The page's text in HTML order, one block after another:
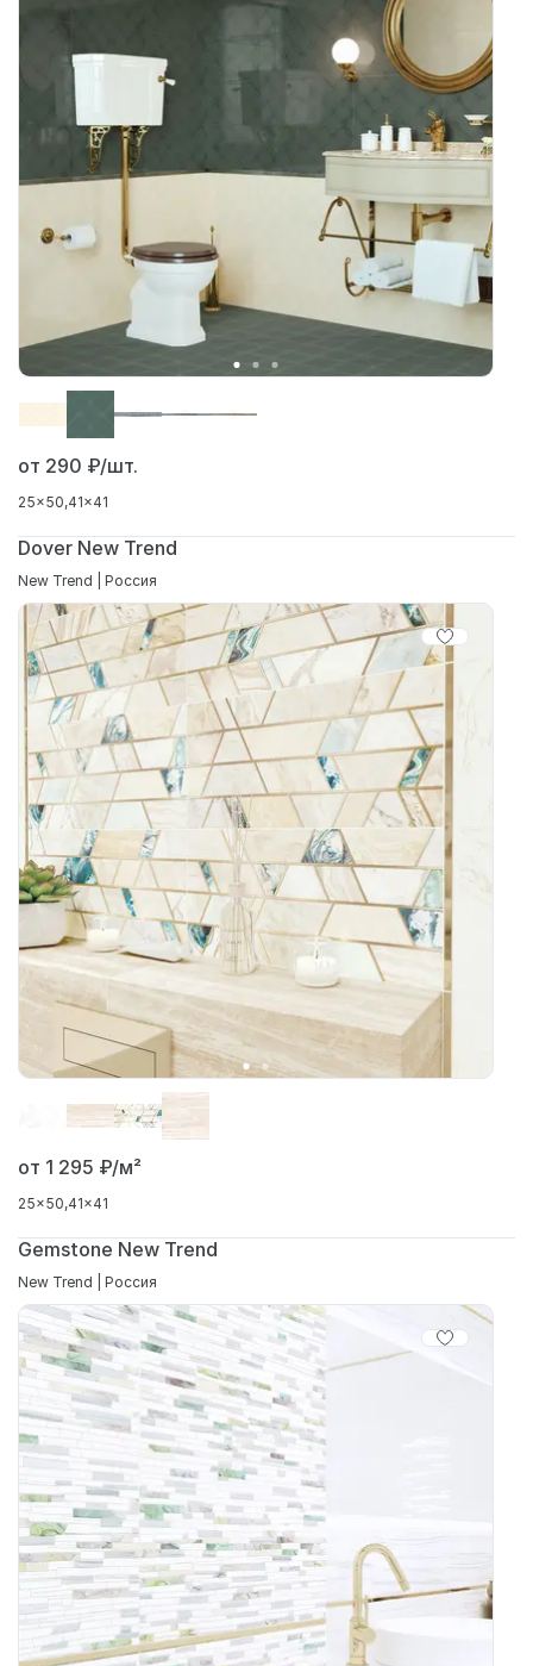
от 290 ₽/шт.
25x50 41x41
Dover New Trend
New Trend | Россия
от 1 295 ₽/м²
25x50 41x41
Gemstone New Trend
New Trend | Россия